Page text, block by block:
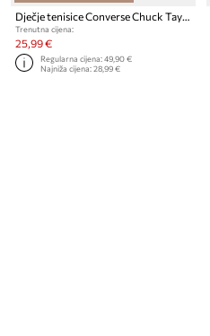
Trenutna cijena:
25,99 €
Regularna cijena:49,90 €
Najniža cijena:28,99 €